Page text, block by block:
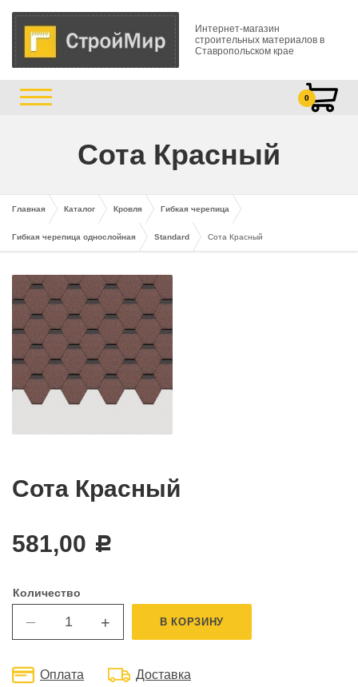
Интернет-магазин
строительных материалов в
Ставропольском крае
0
Сота Красный
Главная Каталог Кровля Гибкая черепица
Гибкая черепица однослойная Standard Сота Красный
Сота Красный
581,00 c
Количество
— + В КОРЗИНУ
Оплата Доставка